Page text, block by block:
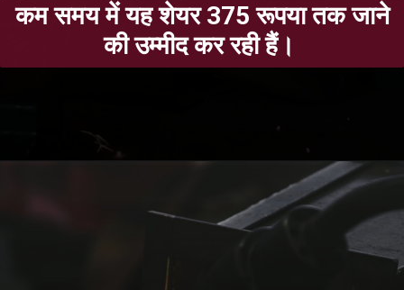
कम समय में यह शेयर 375 रूपया तक जाने
की उम्मीद कर रही हैं।